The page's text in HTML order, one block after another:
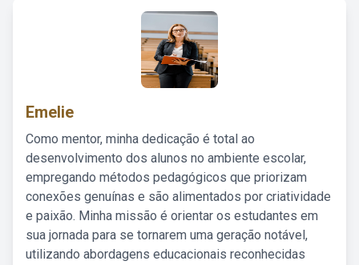
Emelie
Como mentor, minha dedicação é total ao
desenvolvimento dos alunos no ambiente escolar,
empregando métodos pedagógicos que priorizam
conexões genuínas e são alimentados por criatividade
e paixão. Minha missão é orientar os estudantes em
sua jornada para se tornarem uma geração notável,
utilizando abordagens educacionais reconhecidas